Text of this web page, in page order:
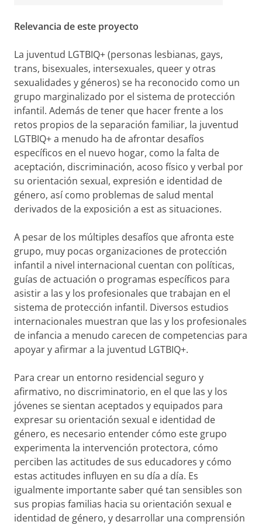
Relevancia de este proyecto
La juventud LGTBIQ+ (personas lesbianas, gays,
trans, bisexuales, intersexuales, queer y otras
sexualidades y géneros) se ha reconocido como un
grupo marginalizado por el sistema de protección
infantil. Además de tener que hacer frente a los
retos propios de la separación familiar, la juventud
LGTBIQ+ a menudo ha de afrontar desafíos
específicos en el nuevo hogar, como la falta de
aceptación, discriminación, acoso físico y verbal por
su orientación sexual, expresión e identidad de
género, así como problemas de salud mental
derivados de la exposición a est as situaciones.
A pesar de los múltiples desafíos que afronta este
grupo, muy pocas organizaciones de protección
infantil a nivel internacional cuentan con políticas,
guías de actuación o programas específicos para
asistir a las y los profesionales que trabajan en el
sistema de protección infantil. Diversos estudios
internacionales muestran que las y los profesionales
de infancia a menudo carecen de competencias para
apoyar y afirmar a la juventud LGTBIQ+.
Para crear un entorno residencial seguro y
afirmativo, no discriminatorio, en el que las y los
jóvenes se sientan aceptados y equipados para
expresar su orientación sexual e identidad de
género, es necesario entender cómo este grupo
experimenta la intervención protectora, cómo
perciben las actitudes de sus educadores y cómo
estas actitudes influyen en su día a día. Es
igualmente importante saber qué tan sensibles son
sus propias familias hacia su orientación sexual e
identidad de género, y desarrollar una comprensión